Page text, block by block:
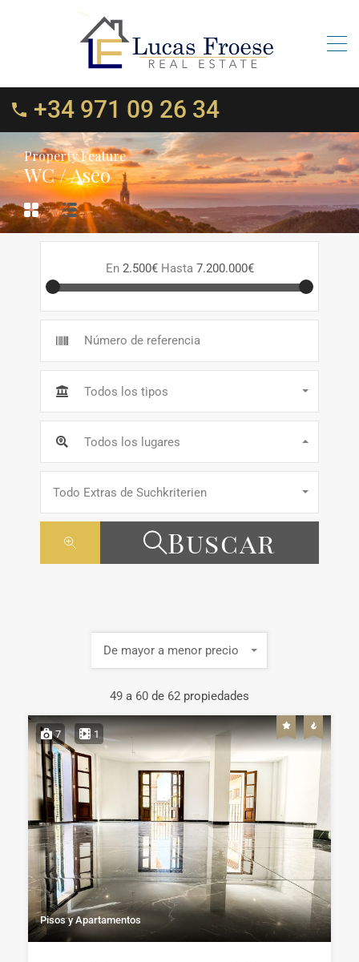
+34 971 09 26 34
Property Feature
WC / Aseo
En 2.500€ Hasta 7.200.000€
Todos los tipos
Todos los lugares
Todo Extras de Suchkriterien
Buscar
49 a 60 de 62 propiedades
De mayor a menor precio
7 1
Pisos y Apartamentos